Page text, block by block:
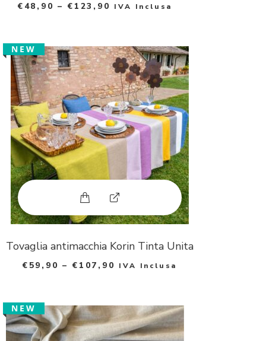
a
d
p
h
o
€ 48,90 – € 123,90 IVA Inclusa
NEW
Questo prodotto ha più varianti.
E
x
p
a
d
Tovaglia antimacchia Korin Tinta Unita
€ 59,90 – € 107,90 IVA Inclusa
NEW